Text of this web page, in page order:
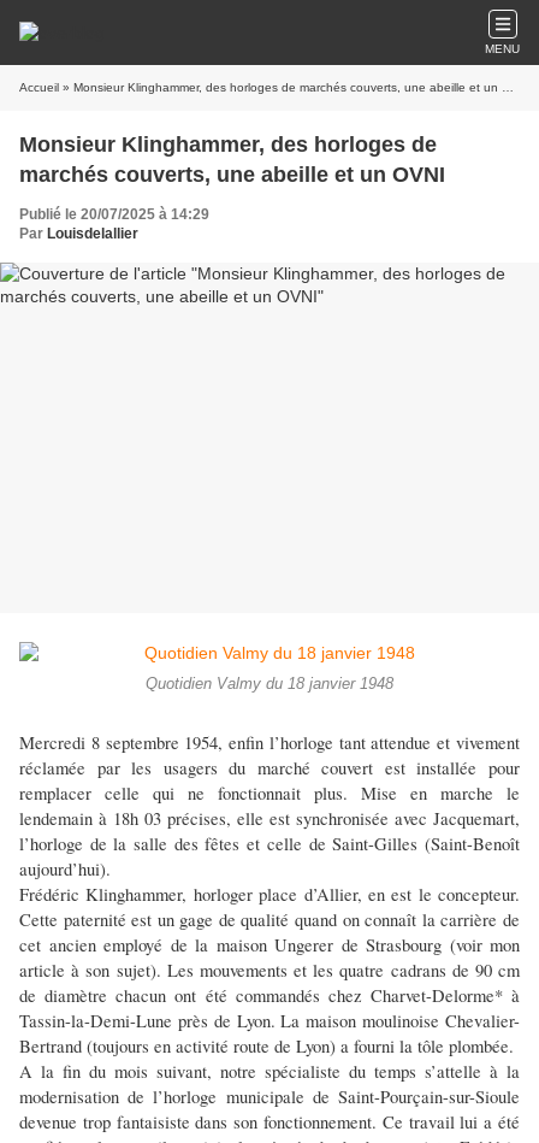
MENU
Accueil » Monsieur Klinghammer, des horloges de marchés couverts, une abeille et un OVNI
Monsieur Klinghammer, des horloges de
marchés couverts, une abeille et un OVNI
Publié le 20/07/2025 à 14:29
Par Louisdelallier
Quotidien Valmy du 18 janvier 1948
Mercredi 8 septembre 1954, enfin l’horloge tant attendue et vivement
réclamée par les usagers du marché couvert est installée pour
remplacer celle qui ne fonctionnait plus. Mise en marche le
lendemain à 18h 03 précises, elle est synchronisée avec Jacquemart,
l’horloge de la salle des fêtes et celle de Saint-Gilles (Saint-Benoît
aujourd’hui).
Frédéric Klinghammer, horloger place d’Allier, en est le concepteur.
Cette paternité est un gage de qualité quand on connaît la carrière de
cet ancien employé de la maison Ungerer de Strasbourg (voir mon
article à son sujet). Les mouvements et les quatre cadrans de 90 cm
de diamètre chacun ont été commandés chez Charvet-Delorme* à
Tassin-la-Demi-Lune près de Lyon. La maison moulinoise Chevalier-
Bertrand (toujours en activité route de Lyon) a fourni la tôle plombée.
A la fin du mois suivant, notre spécialiste du temps s’attelle à la
modernisation de l’horloge municipale de Saint-Pourçain-sur-Sioule
devenue trop fantaisiste dans son fonctionnement. Ce travail lui a été